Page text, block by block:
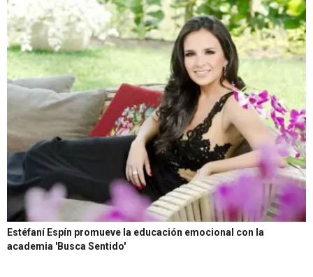
Estéfaní Espín promueve la educación emocional con la
academia 'Busca Sentido'